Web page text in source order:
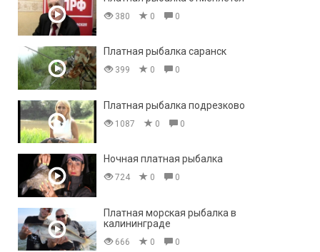
380 0 0
Платная рыбалка саранск
399 0 0
Платная рыбалка подрезково
1087 0 0
Ночная платная рыбалка
724 0 0
Платная морская рыбалка в
калининграде
666 0 0